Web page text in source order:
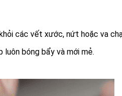
các vết xước, nứt hoặc va
bóng bẩy và mới mẻ.